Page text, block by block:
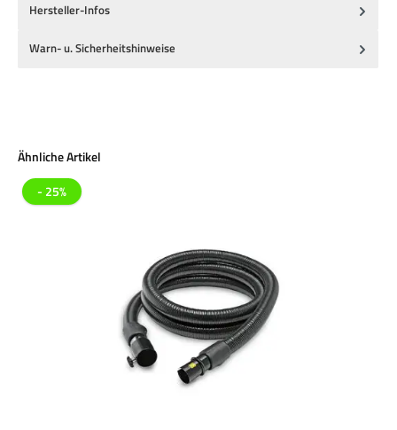
Hersteller-Infos
Warn- u. Sicherheitshinweise
Produktgalerie überspringen
Ähnliche Artikel
- 25%